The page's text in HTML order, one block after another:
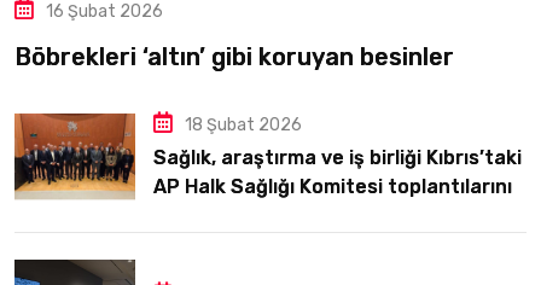
16 Şubat 2026
Böbrekleri ‘altın’ gibi koruyan besinler
18 Şubat 2026
Sağlık, araştırma ve iş birliği Kıbrıs’taki
AP Halk Sağlığı Komitesi toplantılarının